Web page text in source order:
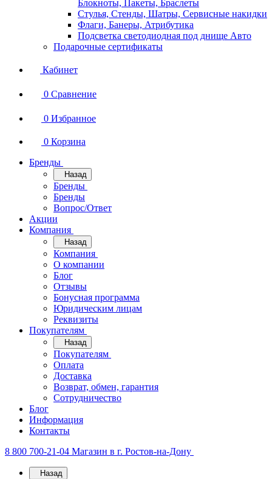
Блокноты, Пакеты, Браслеты
Стулья, Стенды, Шатры, Сервисные накидки
Флаги, Банеры, Атрибутика
Подсветка светодиодная под днище Авто
Подарочные сертификаты
Кабинет
0 Сравнение
0 Избранное
0 Корзина
Бренды
Назад
Бренды
Бренды
Вопрос/Ответ
Акции
Компания
Назад
Компания
О компании
Блог
Отзывы
Бонусная программа
Юридическим лицам
Реквизиты
Покупателям
Назад
Покупателям
Оплата
Доставка
Возврат, обмен, гарантия
Сотрудничество
Блог
Информация
Контакты
8 800 700-21-04 Магазин в г. Ростов-на-Дону
Назад